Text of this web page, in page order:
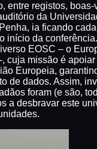
entre registos,
da
ia ficando
início da
EOSC – o
cuja missão é
Europeia,
de dados. Assim,
foram (e são,
a desbravar este